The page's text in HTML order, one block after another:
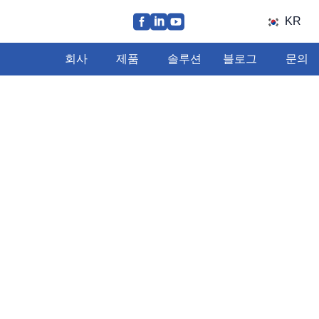
KR
회사 제품 솔루션 블로그 문의